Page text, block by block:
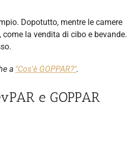
Dopotutto, mentre le camere
la vendita di cibo e bevande.
a "Cos'è GOPPAR?".
e GOPPAR